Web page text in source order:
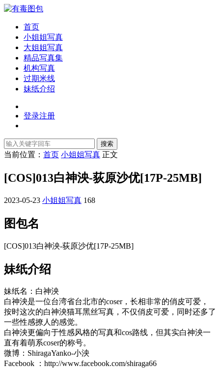
首页
小姐姐写真
大姐姐写真
精品写真集
机构写真
过期米线
妹纸介绍
登录注册
搜索
当前位置： 首页 小姐姐写真 正文
[COS]013白神泱-荻原沙优[17P-25MB]
2023-05-23 小姐姐写真 168
图包名
[COS]013白神泱-荻原沙优[17P-25MB]
妹纸介绍
妹纸名：白神泱
白神泱是一位台湾省台北市的coser，长相非常的俏皮可爱，
按时这次的白神泱猫耳黑丝写真，不仅俏皮可爱，同时还多了
一些性感撩人的感觉。
白神泱更偏向于性感风格的写真和cos路线，但其实白神泱一
直有着萌系coser的称号。
微博：ShiragaYanko-小泱
Facebook ：http://www.facebook.com/shiraga66